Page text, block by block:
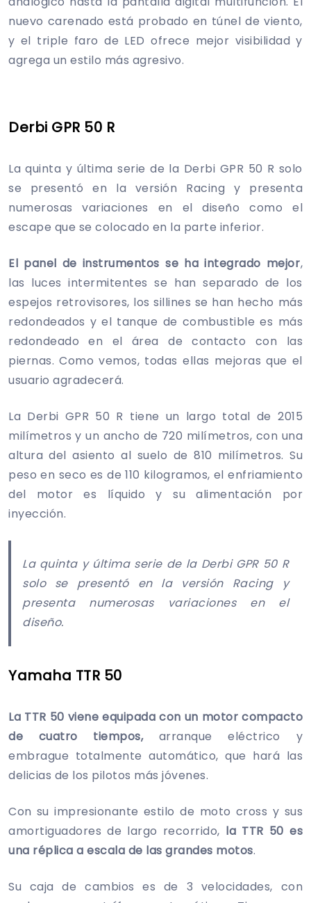
nuevo carenado está probado en túnel de viento,
y el triple faro de LED ofrece mejor visibilidad y
agrega un estilo más agresivo.
Derbi GPR 50 R
La quinta y última serie de la Derbi GPR 50 R solo
se presentó en la versión Racing y presenta
numerosas variaciones en el diseño como el
escape que se colocado en la parte inferior.
El panel de instrumentos se ha integrado mejor,
las luces intermitentes se han separado de los
espejos retrovisores, los sillines se han hecho más
redondeados y el tanque de combustible es más
redondeado en el área de contacto con las
piernas. Como vemos, todas ellas mejoras que el
usuario agradecerá.
La Derbi GPR 50 R tiene un largo total de 2015
milímetros y un ancho de 720 milímetros, con una
altura del asiento al suelo de 810 milímetros. Su
peso en seco es de 110 kilogramos, el enfriamiento
del motor es líquido y su alimentación por
inyección.
La quinta y última serie de la Derbi GPR 50 R
solo se presentó en la versión Racing y
presenta numerosas variaciones en el
diseño.
Yamaha TTR 50
La TTR 50 viene equipada con un motor compacto
de cuatro tiempos,arranque eléctrico y
embrague totalmente automático, que hará las
delicias de los pilotos más jóvenes.
Con su impresionante estilo de moto cross y sus
amortiguadores de largo recorrido, la TTR 50 es
una réplica a escala de las grandes motos.
Su caja de cambios es de 3 velocidades, con